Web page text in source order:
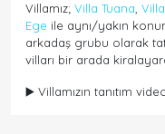
Villamız; Villa Tuana
Ege ile aynı/yakın
arkadaş grubu olarak
vilları bir arada
▶️ Villamızın tanıtım